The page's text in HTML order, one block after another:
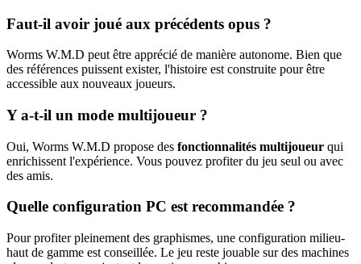
Faut-il avoir joué aux précédents opus ?
Worms W.M.D peut être apprécié de manière autonome. Bien que
des références puissent exister, l'histoire est construite pour être
accessible aux nouveaux joueurs.
Y a-t-il un mode multijoueur ?
Oui, Worms W.M.D propose des fonctionnalités multijoueur qui
enrichissent l'expérience. Vous pouvez profiter du jeu seul ou avec
des amis.
Quelle configuration PC est recommandée ?
Pour profiter pleinement des graphismes, une configuration milieu-
haut de gamme est conseillée. Le jeu reste jouable sur des machines